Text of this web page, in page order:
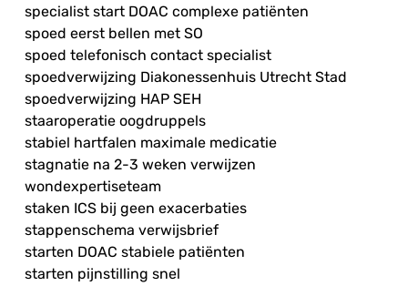
specialist start DOAC complexe patiënten
spoed eerst bellen met SO
spoed telefonisch contact specialist
spoedverwijzing Diakonessenhuis Utrecht Stad
spoedverwijzing HAP SEH
staaroperatie oogdruppels
stabiel hartfalen maximale medicatie
stagnatie na 2-3 weken verwijzen
wondexpertiseteam
staken ICS bij geen exacerbaties
stappenschema verwijsbrief
starten DOAC stabiele patiënten
starten pijnstilling snel